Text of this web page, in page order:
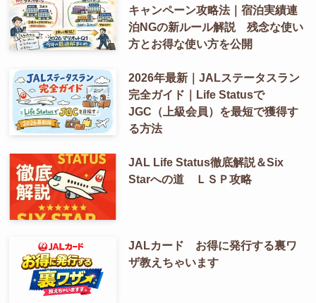
キャンペーン攻略法｜宿泊実績連
泊NGの新ルール解説 残念な使い
方とお得な使い方を公開
2026年最新｜JALステータスラン
完全ガイド｜Life Statusで
JGC（上級会員）を最短で獲得す
る方法
JAL Life Status徹底解説＆Six
Starへの道 ＬＳＰ攻略
JALカード お得に発行する裏ワ
ザ教えちゃいます